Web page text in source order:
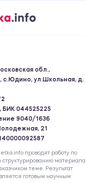
обл.,
с.Юдино, ул.Школьная, д.
БИК 044525225
9040/1636
21
проводят работу по
структурированию материала
теме. Результат
готовым научным